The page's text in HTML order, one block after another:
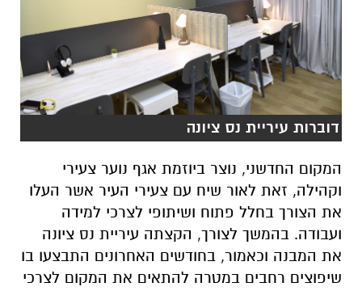
דוברות עיריית נס ציונה
המקום החדשני, נוצר ביוזמת אגף נוער צעירי
וקהילה, זאת לאור שיח עם צעירי העיר אשר העלו
את הצורך בחלל פתוח ושיתופי לצרכי למידה
ועבודה. בהמשך לצורך, הקצתה עיריית נס ציונה
את המבנה וכאמור, בחודשים האחרונים התבצעו בו
שיפוצים רחבים במטרה להתאים את המקום לצרכי